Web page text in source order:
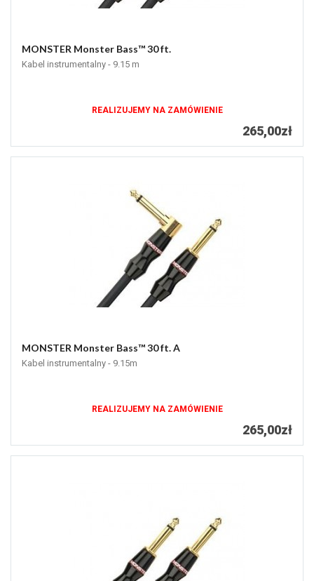
MONSTER Monster Bass™ 30 ft.
Kabel instrumentalny - 9.15 m
REALIZUJEMY NA ZAMÓWIENIE
265,00zł
MONSTER Monster Bass™ 30 ft. A
Kabel instrumentalny - 9.15m
REALIZUJEMY NA ZAMÓWIENIE
265,00zł